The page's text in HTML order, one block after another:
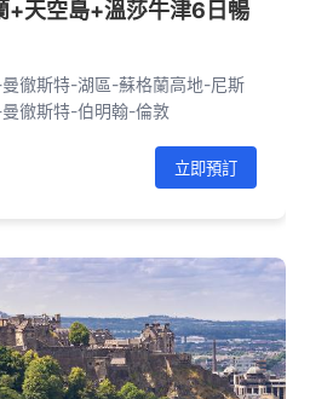
+天空島+溫莎牛津6日暢
徹斯特-湖區-蘇格蘭高地-尼斯
徹斯特-伯明翰-倫敦
立即預訂